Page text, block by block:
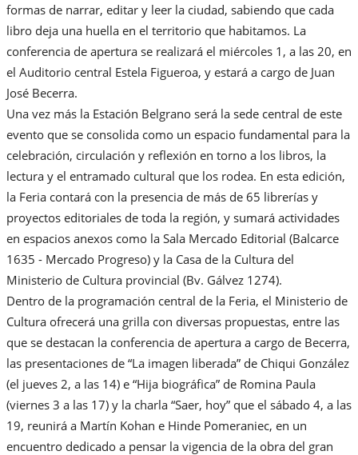
formas de narrar, editar y leer la ciudad, sabiendo que cada
libro deja una huella en el territorio que habitamos. La
conferencia de apertura se realizará el miércoles 1, a las 20, en
el Auditorio central Estela Figueroa, y estará a cargo de Juan
José Becerra.
Una vez más la Estación Belgrano será la sede central de este
evento que se consolida como un espacio fundamental para la
celebración, circulación y reflexión en torno a los libros, la
lectura y el entramado cultural que los rodea. En esta edición,
la Feria contará con la presencia de más de 65 librerías y
proyectos editoriales de toda la región, y sumará actividades
en espacios anexos como la Sala Mercado Editorial (Balcarce
1635 - Mercado Progreso) y la Casa de la Cultura del
Ministerio de Cultura provincial (Bv. Gálvez 1274).
Dentro de la programación central de la Feria, el Ministerio de
Cultura ofrecerá una grilla con diversas propuestas, entre las
que se destacan la conferencia de apertura a cargo de Becerra,
las presentaciones de “La imagen liberada” de Chiqui González
(el jueves 2, a las 14) e “Hija biográfica” de Romina Paula
(viernes 3 a las 17) y la charla “Saer, hoy” que el sábado 4, a las
19, reunirá a Martín Kohan e Hinde Pomeraniec, en un
encuentro dedicado a pensar la vigencia de la obra del gran